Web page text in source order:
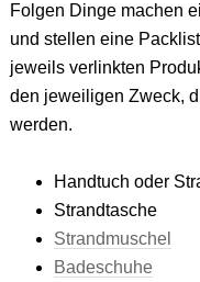
Folgen Dinge machen
und stellen eine
jeweils verlinkten
den jeweiligen Zweck,
werden.
Handtuch oder
Strandtasche
Strandmuschel
Badeschuhe